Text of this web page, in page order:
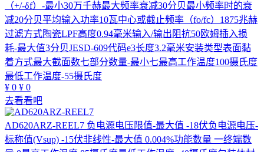
（+/-δf）-最小30万千赫最大频率衰减30分贝最小频率时的衰
减20分贝平均输入功率10瓦中心或截止频率（fo/fc）1875兆赫
过滤方式陶瓷LPF高度0.94毫米输入/输出阻抗50欧姆插入损
耗-最大值3分贝JESD-609代码e3长度3.2毫米安装类型表面黏
着方式最大截面数七部分数量-最小七最高工作温度100摄氏度
最低工作温度-55摄氏度
¥ 0 ¥ 0
去看看吧
AD620ARZ-REEL7 负电源电压限值-最大值 -18伏负电源电压-
标称值(Vsup) -15伏非线性-最大值 0.004%功能数量 一终端数